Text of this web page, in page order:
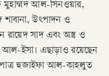
মুহাম্মদ আল-সিনওয়ার,
শাবানা, উৎপাদন ও
রায়েদ সাদ এবং অস্ত্র ও
আল-ইসা। এছাড়াও রয়েছেন
হুজাইফা আল-কাহলুত